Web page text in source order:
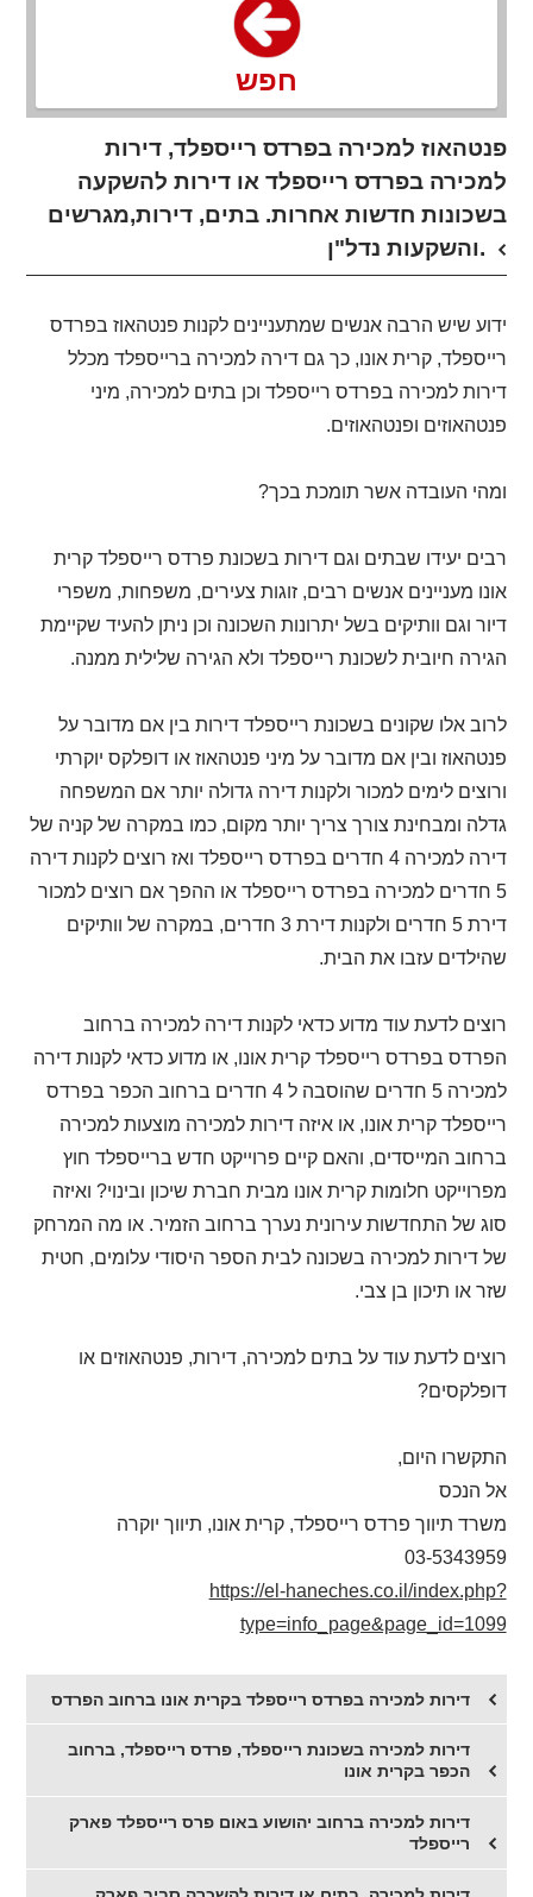
חפש
פנטהאוז למכירה בפרדס רייספלד, דירות
למכירה בפרדס רייספלד או דירות להשקעה
בשכונות חדשות אחרות. בתים, דירות,מגרשים
והשקעות נדל"ן.
ידוע שיש הרבה אנשים שמתעניינים לקנות פנטהאוז בפרדס
רייספלד, קרית אונו, כך גם דירה למכירה ברייספלד מכלל
דירות למכירה בפרדס רייספלד וכן בתים למכירה, מיני
פנטהאוזים ופנטהאוזים.
ומהי העובדה אשר תומכת בכך?
רבים יעידו שבתים וגם דירות בשכונת פרדס רייספלד קרית
אונו מעניינים אנשים רבים, זוגות צעירים, משפחות, משפרי
דיור וגם וותיקים בשל יתרונות השכונה וכן ניתן להעיד שקיימת
הגירה חיובית לשכונת רייספלד ולא הגירה שלילית ממנה.
לרוב אלו שקונים בשכונת רייספלד דירות בין אם מדובר על
פנטהאוז ובין אם מדובר על מיני פנטהאוז או דופלקס יוקרתי
ורוצים לימים למכור ולקנות דירה גדולה יותר אם המשפחה
גדלה ומבחינת צורך צריך יותר מקום, כמו במקרה של קניה של
דירה למכירה 4 חדרים בפרדס רייספלד ואז רוצים לקנות דירה
5 חדרים למכירה בפרדס רייספלד או ההפך אם רוצים למכור
דירת 5 חדרים ולקנות דירת 3 חדרים, במקרה של וותיקים
שהילדים עזבו את הבית.
רוצים לדעת עוד מדוע כדאי לקנות דירה למכירה ברחוב
הפרדס בפרדס רייספלד קרית אונו, או מדוע כדאי לקנות דירה
למכירה 5 חדרים שהוסבה ל 4 חדרים ברחוב הכפר בפרדס
רייספלד קרית אונו, או איזה דירות למכירה מוצעות למכירה
ברחוב המייסדים, והאם קיים פרוייקט חדש ברייספלד חוץ
מפרוייקט חלומות קרית אונו מבית חברת שיכון ובינוי? ואיזה
סוג של התחדשות עירונית נערך ברחוב הזמיר. או מה המרחק
של דירות למכירה בשכונה לבית הספר היסודי עלומים, חטית
שזר או תיכון בן צבי.
רוצים לדעת עוד על בתים למכירה, דירות, פנטהאוזים או
דופלקסים?
התקשרו היום,
אל הנכס
משרד תיווך פרדס רייספלד, קרית אונו, תיווך יוקרה
03-5343959
https://el-haneches.co.il/index.php?
type=info_page&page_id=1099
דירות למכירה בפרדס רייספלד בקרית אונו ברחוב הפרדס
דירות למכירה בשכונת רייספלד, פרדס רייספלד, ברחוב
הכפר בקרית אונו
דירות למכירה ברחוב יהושוע באום פרס רייספלד פארק
רייספלד